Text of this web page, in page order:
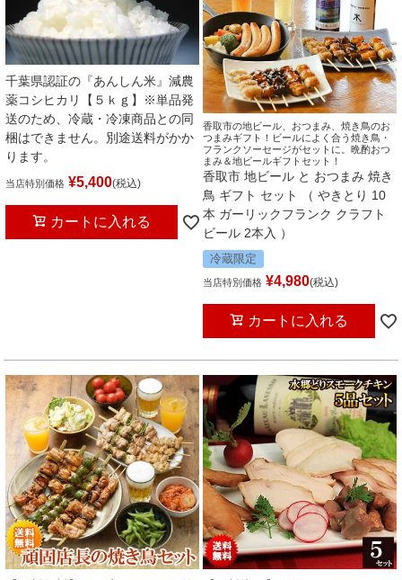
千葉県認証の『あんしん米』減農
薬コシヒカリ【５ｋｇ】※単品発
送のため、冷蔵・冷凍商品との同
梱はできません。別途送料がかか
ります。
当店特別価格 ¥5,400 税込
カートに入れる
香取市の地ビール、おつまみ、焼き鳥のお
つまみギフト！ビールによく合う焼き鳥・
フランクソーセージがセットに。晩酌おつ
まみ＆地ビールギフトセット！
香取市 地ビール と おつまみ 焼き
鳥 ギフト セット （ やきとり 10
本 ガーリックフランク クラフト
ビール 2本入 ）
冷蔵限定
当店特別価格 ¥4,980 税込
カートに入れる